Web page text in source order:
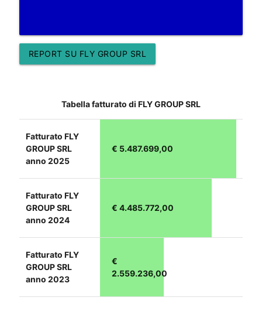
REPORT SU FLY GROUP SRL
Tabella fatturato di FLY GROUP SRL
Fatturato FLY
GROUP SRL
anno 2025
€ 5.487.699,00
Fatturato FLY
GROUP SRL
anno 2024
€ 4.485.772,00
Fatturato FLY
GROUP SRL
anno 2023
€
2.559.236,00